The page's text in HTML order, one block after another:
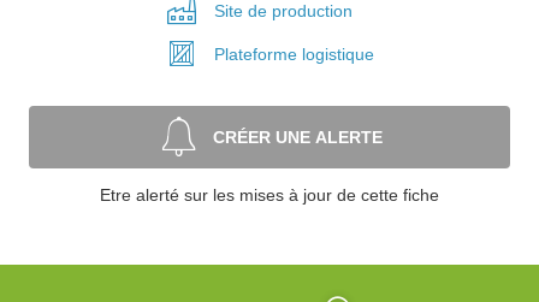
Site de production
Plateforme logistique
CRÉER UNE ALERTE
Etre alerté sur les mises à jour de cette fiche